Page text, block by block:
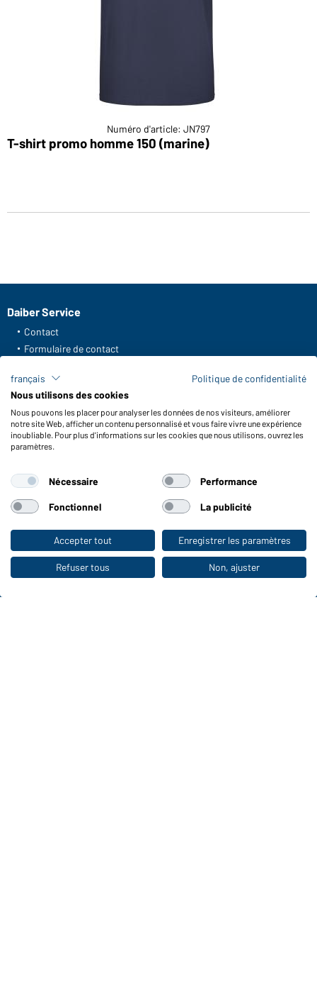
Vers la boutique pour particuliers
Numéro d'article: JN797
T-shirt promo homme 150 (marine)
Daiber Service
Contact
Formulaire de contact
FAQ / Manuel d' utilisation
Vérifier le stock
Reporting system according to whistleblower protection act
Fonctions et entretien
Conseils d'entretien
Tailles
Couleurs
WORKWEAR COLLECTION
Le choix idéal pour les professionnels :
français
Politique de confidentialité
Nous utilisons des cookies
Nous pouvons les placer pour analyser les données de nos visiteurs, améliorer
notre site Web, afficher un contenu personnalisé et vous faire vivre une expérience
inoubliable. Pour plus d'informations sur les cookies que nous utilisons, ouvrez les
paramètres.
Nécessaire Performance
Fonctionnel La publicité
Accepter tout Enregistrer les paramètres
Refuser tous Non, ajuster